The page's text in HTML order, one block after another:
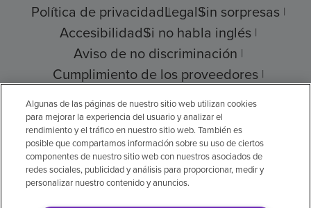
Política de privacidadLegalSin sorpresas
AccesibilidadSi no habla inglés
Aviso de no discriminación
Cumplimiento de los proveedores
Transparencia de precios
© 2026 Encompass Health Corporation
Preferencias de cookies
Algunas de las páginas de nuestro sitio web utilizan cookies
para mejorar la experiencia del usuario y analizar el
rendimiento y el tráfico en nuestro sitio web. También es
posible que compartamos información sobre su uso de ciertos
componentes de nuestro sitio web con nuestros asociados de
redes sociales, publicidad y análisis para proporcionar, medir y
personalizar nuestro contenido y anuncios.